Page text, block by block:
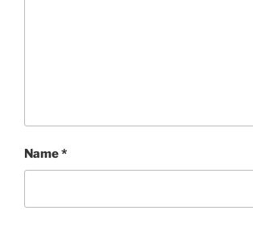
Name*